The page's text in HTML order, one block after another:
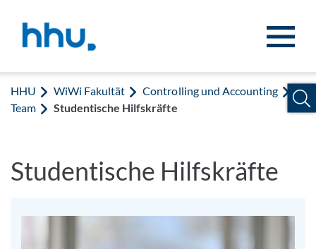
HHU WiWi Fakultät
Controlling und Accounting
Team
Studentische Hilfskräfte
Studentische Hilfskräfte